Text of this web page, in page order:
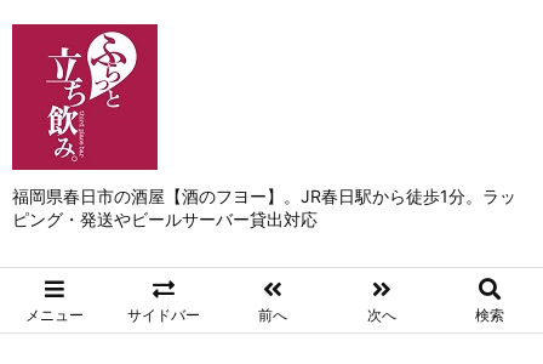
福岡県春日市の酒屋【酒のフヨー】。JR春日駅から徒歩1分。ラッ
ピング・発送やビールサーバー貸出対応
メニュー サイドバー 前へ 次へ 検索